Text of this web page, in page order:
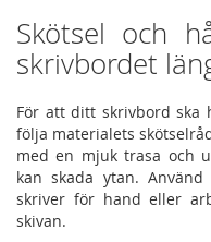
Skötsel och
skrivbordet
För att ditt skrivbord
följa materialets
med en mjuk trasa och
kan skada ytan.
skriver för hand eller
skivan.